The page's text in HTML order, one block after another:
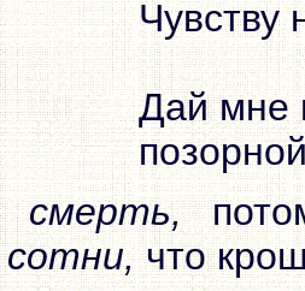
Чувству
Дай мне
смерть,
что